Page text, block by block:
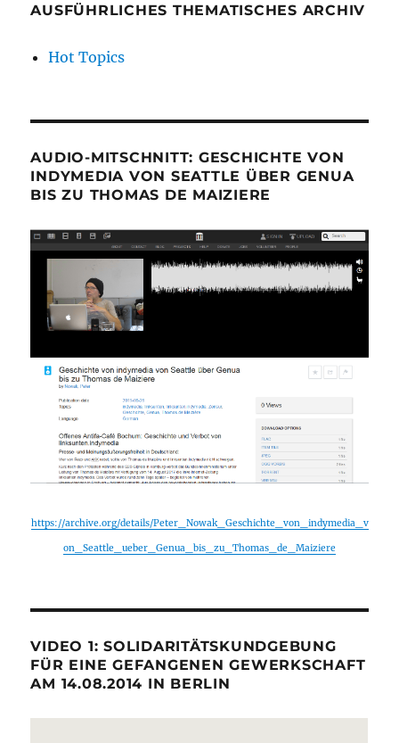
AUSFÜHRLICHES THEMATISCHES ARCHIV
Hot Topics
AUDIO-MITSCHNITT: GESCHICHTE VON
INDYMEDIA VON SEATTLE ÜBER GENUA
BIS ZU THOMAS DE MAIZIERE
https://archive.org/details/Peter_Nowak_Geschichte_von_indymedia_v
on_Seattle_ueber_Genua_bis_zu_Thomas_de_Maiziere
VIDEO 1: SOLIDARITÄTSKUNDGEBUNG
FÜR EINE GEFANGENEN GEWERKSCHAFT
AM 14.08.2014 IN BERLIN